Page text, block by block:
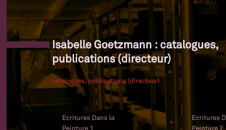
Isabelle Goetzmann : catalogues,
publications (directeur)
catalogues, publications (directeur)
Ecritures Dans la
Peinture 1
Ecritures
Peinture 2